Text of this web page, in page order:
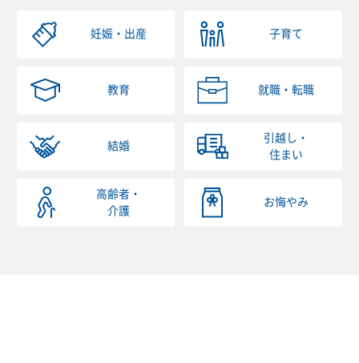
妊娠・出産 子育て
教育 就職・転職
結婚
引越し・
住まい
高齢者・
介護
お悔やみ